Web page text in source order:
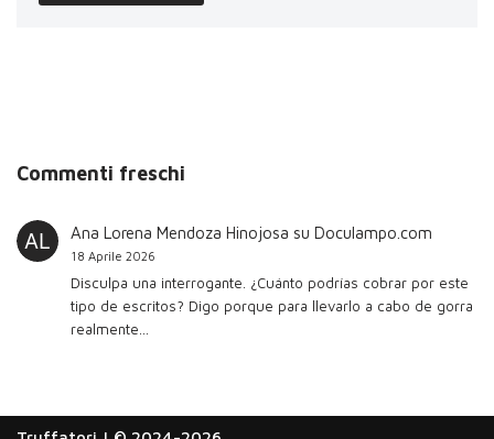
Commenti freschi
Ana Lorena Mendoza Hinojosa su Doculampo.com
18 Aprile 2026
Disculpa una interrogante. ¿Cuánto podrías cobrar por este
tipo de escritos? Digo porque para llevarlo a cabo de gorra
realmente…